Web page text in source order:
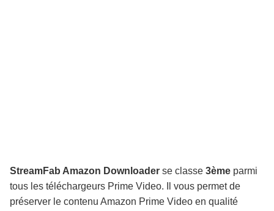
StreamFab Amazon Downloader se classe 3ème parmi
tous les téléchargeurs Prime Video. Il vous permet de
préserver le contenu Amazon Prime Video en qualité